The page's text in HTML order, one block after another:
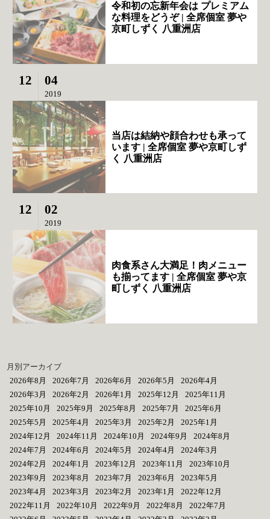
令和初の忘新年会は プレミアム
な料理をどうぞ | 全席個室 夢や
京町しずく 八重洲店
12 04
2019
当店は結納や顔合わせも承って
います | 全席個室 夢や京町しず
く 八重洲店
12 02
2019
肉食系さん大満足！肉メニュー
も揃ってます | 全席個室 夢や京
町しずく 八重洲店
月別アーカイブ
2026年8月
2026年7月 2026年6月 2026年5月
2026年4月
2026年3月
2026年2月 2026年1月 2025年12月
2025年11月
2025年10月
2025年9月 2025年8月 2025年7月
2025年6月
2025年5月
2025年4月 2025年3月 2025年2月
2025年1月
2024年12月
2024年11月 2024年10月 2024年9月
2024年8月
2024年7月
2024年6月 2024年5月 2024年4月
2024年3月
2024年2月
2024年1月 2023年12月 2023年11月
2023年10月
2023年9月
2023年8月 2023年7月 2023年6月
2023年5月
2023年4月
2023年3月 2023年2月 2023年1月
2022年12月
2022年11月
2022年10月 2022年9月 2022年8月
2022年7月